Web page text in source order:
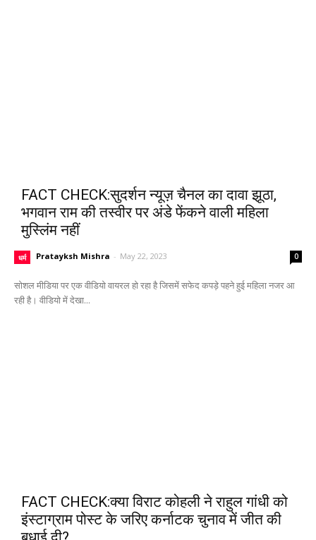
FACT CHECK:सुदर्शन न्यूज़ चैनल का दावा झूठा,
भगवान राम की तस्वीर पर अंडे फेंकने वाली महिला
मुस्लिंम नहीं
धर्म Pratayksh Mishra - May 22, 2023 0
सोशल मीडिया पर एक वीडियो वायरल हो रहा है जिसमें सफेद कपड़े पहने हुई महिला नजर आ
रही है। वीडियो में देखा...
FACT CHECK:क्या विराट कोहली ने राहुल गांधी को
इंस्टाग्राम पोस्ट के जरिए कर्नाटक चुनाव में जीत की